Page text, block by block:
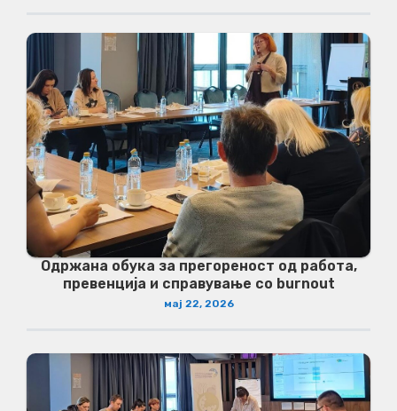
Одржана обука за прегореност од работа,
превенција и справување со burnout
мај 22, 2026